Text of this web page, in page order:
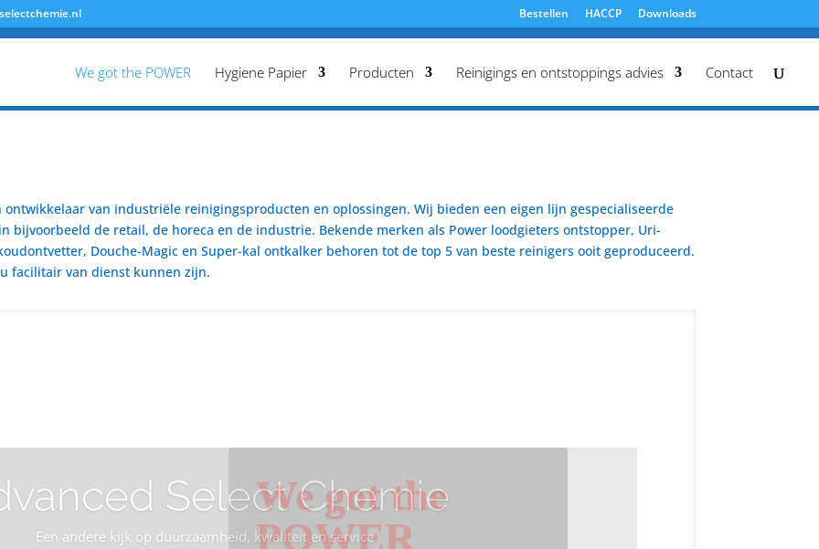
Bestellen HACCP Downloads
We got the POWER Hygiene Papier Producten Reinigings en ontstoppings advies Contact
ontwikkelaar van industriële reinigingsproducten en oplossingen. Wij bieden een eigen lijn gespecialiseerde
bijvoorbeeld de retail, de horeca en de industrie. Bekende merken als Power loodgieters ontstopper, Uri-
Douche-Magic en Super-kal ontkalker behoren tot de top 5 van beste reinigers ooit geproduceerd.
facilitair van dienst kunnen zijn.
Select Chemie
Een andere kijk op duurzaamheid, kwaliteit en service
We got the
POWER